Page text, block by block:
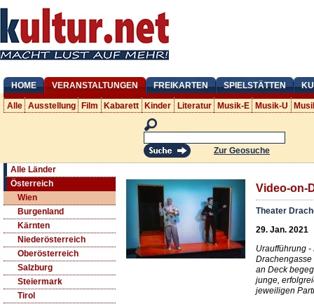
HOME VERANSTALTUNGEN FREIKARTEN SPIELSTÄTTEN
Alle Ausstellung Film Kabarett Kinder Literatur Musik-E Musik-U
Zur Geosuche
Alle Länder
Österreich
Wien
Burgenland
Kärnten
Niederösterreich
Oberösterreich
Salzburg
Steiermark
Tirol
Video-on-
Theater
29. Jan. 2021
Uraufführung
Drachengasse
an Deck
junge,
jeweiligen